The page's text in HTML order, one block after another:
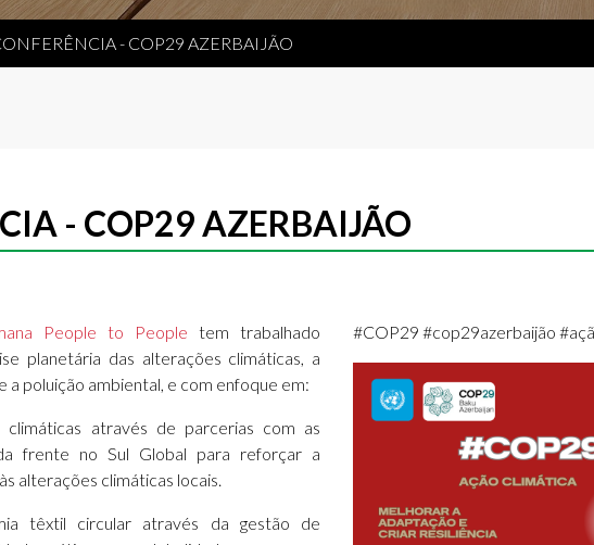
- COP29 AZERBAIJÃO
- COP29 AZERBAIJÃO
People to People tem trabalhado
planetária das alterações climáticas, a
a poluição ambiental, e com enfoque em:
climáticas através de parcerias com as
frente no Sul Global para reforçar a
alterações climáticas locais.
têxtil circular através da gestão de
#COP29 #cop29azerbaijão